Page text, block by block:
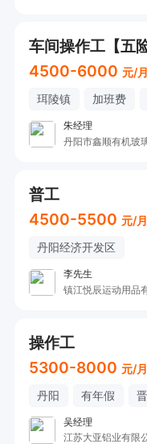
车间操作工【五险
4500-6000 元/月
珥陵镇 加班费
朱经理
丹阳市鑫顺有机玻
普工
4500-5500 元/月
丹阳经济开发区
李先生
镇江悦辰运动用品
操作工
5300-8000 元/月
丹阳 有年假
吴经理
江苏大亚铝业有限